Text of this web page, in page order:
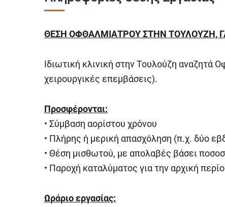
ΘΕΣΗ ΟΦΘΑΛΜΙΑΤΡΟΥ ΣΤΗΝ ΤΟΥΛΟΥΖΗ,
Ιδιωτική κλινική στην Τουλούζη αναζητά
χειρουργικές επεμβάσεις).
Προσφέρονται:
• Σύμβαση αορίστου χρόνου
• Πλήρης ή μερική απασχόληση (π.χ. δύο
• Θέση μισθωτού, με απολαβές βάσει
• Παροχή καταλύματος για την αρχική
Ωράριο εργασίας: